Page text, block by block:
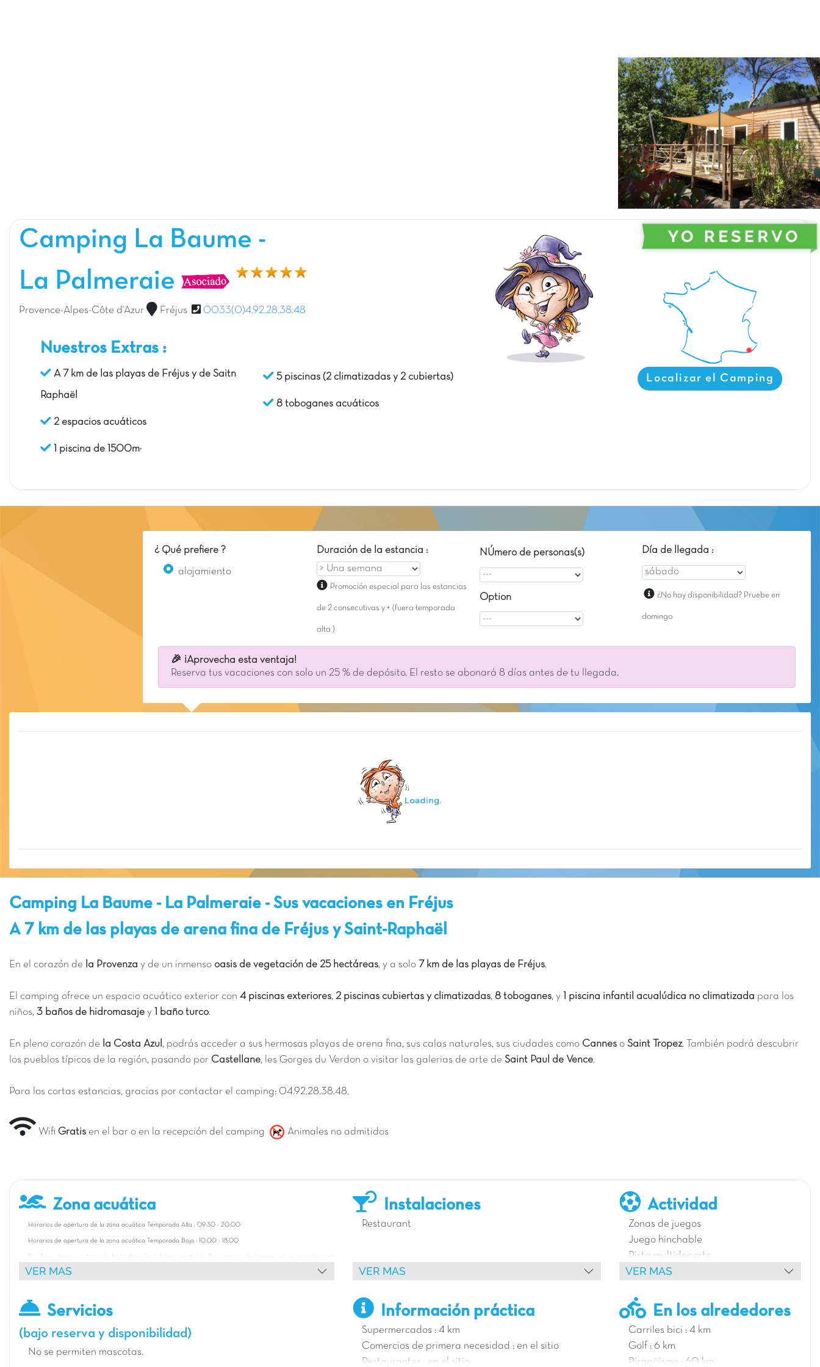
Camping La Baume -
La Palmeraie
Provence-Alpes-Côte d'Azur Fréjus 0033(0)4.92.28.38.48
Nuestros Extras :
A 7 km de las playas de Fréjus y de Saitn
Raphaël
2 espacios acuáticos
1 piscina de 1500m²
5 piscinas (2 climatizadas y 2 cubiertas)
8 toboganes acuáticos
Localizar el Camping
¿ Qué prefiere ?
alojamiento
Duración de la estancia :
Promoción especial para las estancias
de 2 consecutivas y + (fuera temporada
alta )
NÚmero de personas(s)
Option
Día de llegada :
¿No hay disponibilidad? Pruebe en
domingo
🎉 ¡Aprovecha esta ventaja!
Reserva tus vacaciones con solo un 25 % de depósito. El resto se abonará 8 días antes de tu llegada.
Camping La Baume - La Palmeraie - Sus vacaciones en Fréjus
A 7 km de las playas de arena fina de Fréjus y Saint-Raphaël
En el corazón de la Provenza y de un inmenso oasis de vegetación de 25 hectáreas, y a solo 7 km de las playas de Fréjus.
El camping ofrece un espacio acuático exterior con 4 piscinas exteriores, 2 piscinas cubiertas y climatizadas, 8 toboganes, y 1 piscina infantil acualúdica no climatizada para los
niños, 3 baños de hidromasaje y 1 baño turco.
En pleno corazón de la Costa Azul , podrás acceder a sus hermosas playas de arena fina, sus calas naturales, sus ciudades como Cannes o Saint Tropez. También podrá descubrir
los pueblos típicos de la región, pasando por Castellane, les Gorges du Verdon o visitar las galerias de arte de Saint Paul de Vence.
Para los cortas estancias, gracias por contactar el camping: 04.92.28.38.48.
Wifi Gratis en el bar o en la recepción del camping Animales no admitidos
Zona acuática
Horarios de apertura de la zona acuática Temporada Alta : 09:30 - 20:00
Horarios de apertura de la zona acuática Temporada Baja : 10.00 - 18:00
Por favor, traiga un traje de baño (tipo slip o bóxer ajustado). Por razones de higiene, no se permite ropa
larga en las piscinas (pantalones cortos, calzoncillos, trajes de neopreno, faldas de baño, bermudas, ropa
Los niños pequeños deben usar pañales especiales para el baño.
Los niños que no saben nadar deben llevar manguitos en todo momento.
Los pantalones cortos y burkinis son prohibidos.
VER MAS
Servicios
(bajo reserva y disponibilidad)
No se permiten mascotas.
Instalaciones
Restaurant
Snack
Tienda de comestibles
VER MAS
Información práctica
Supermercados : 4 km
Comercios de primera necesidad : en el sitio
Restaurantes : en el sitio
Actividad
Zonas de juegos
Juego hinchable
Pista multideporte
Pistas de petanca
Mesas de ping-pong
Cancha de voleibol / Cancha de voley
playa
Campo de futbol
VER MAS
En los alrededores
Carriles bici : 4 km
Golf : 6 km
Piragüismo : 60 km